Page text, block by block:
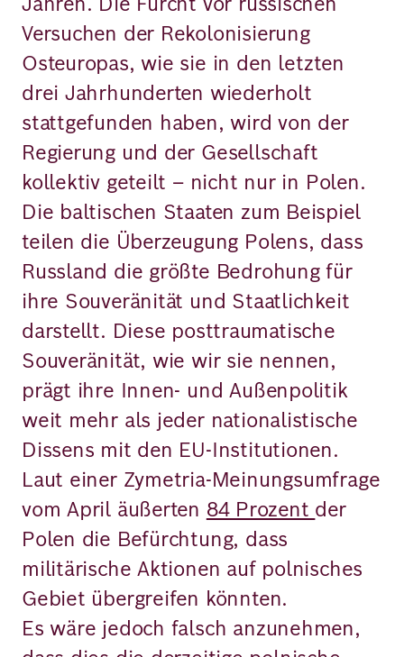
Versuchen der Rekolonisierung
Osteuropas, wie sie in den letzten
drei Jahrhunderten wiederholt
stattgefunden haben, wird von der
Regierung und der Gesellschaft
kollektiv geteilt – nicht nur in Polen.
Die baltischen Staaten zum Beispiel
teilen die Überzeugung Polens, dass
Russland die größte Bedrohung für
ihre Souveränität und Staatlichkeit
darstellt. Diese posttraumatische
Souveränität, wie wir sie nennen,
prägt ihre Innen- und Außenpolitik
weit mehr als jeder nationalistische
Dissens mit den EU-Institutionen.
Laut einer Zymetria-Meinungsumfrage
vom April äußerten 84 Prozent der
Polen die Befürchtung, dass
militärische Aktionen auf polnisches
Gebiet übergreifen könnten.
Es wäre jedoch falsch anzunehmen,